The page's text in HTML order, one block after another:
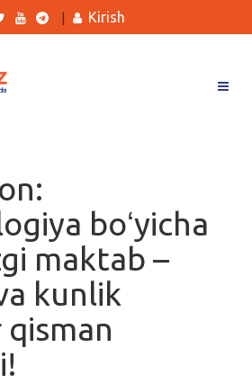
Kirish
boʻyicha
maktab –
kunlik